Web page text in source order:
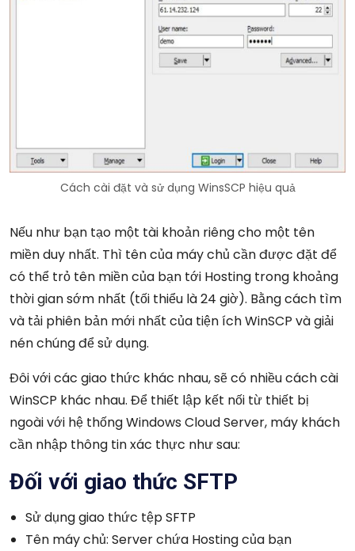
Cách cài đặt và sử dụng WinsSCP hiệu quả
Nếu như bạn tạo một tài khoản riêng cho một tên
miền duy nhất. Thì tên của máy chủ cần được đặt để
có thể trỏ tên miền của bạn tới Hosting trong khoảng
thời gian sớm nhất (tối thiểu là 24 giờ). Bằng cách tìm
và tải phiên bản mới nhất của tiện ích WinSCP và giải
nén chúng để sử dụng.
Đôi với các giao thức khác nhau, sẽ có nhiều cách cài
WinSCP khác nhau. Để thiết lập kết nối từ thiết bị
ngoài với hệ thống Windows Cloud Server, máy khách
cần nhập thông tin xác thực như sau:
Đối với giao thức SFTP
Sử dụng giao thức tệp SFTP
Tên máy chủ: Server chứa Hosting của bạn